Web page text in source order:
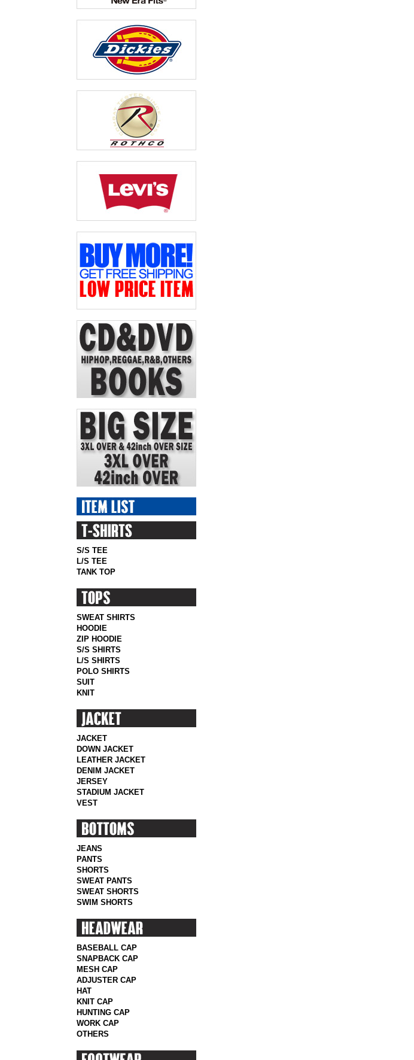
S/S TEE
L/S TEE
TANK TOP
SWEAT SHIRTS
HOODIE
ZIP HOODIE
S/S SHIRTS
L/S SHIRTS
POLO SHIRTS
SUIT
KNIT
JACKET
DOWN JACKET
LEATHER JACKET
DENIM JACKET
JERSEY
STADIUM JACKET
VEST
JEANS
PANTS
SHORTS
SWEAT PANTS
SWEAT SHORTS
SWIM SHORTS
BASEBALL CAP
SNAPBACK CAP
MESH CAP
ADJUSTER CAP
HAT
KNIT CAP
HUNTING CAP
WORK CAP
OTHERS